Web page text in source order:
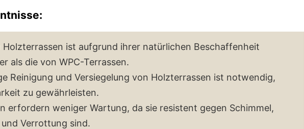
Holzterrassen ist aufgrund ihrer natürlichen Beschaffenheit
als die von WPC-Terrassen.
Reinigung und Versiegelung von Holzterrassen ist notwendig,
zu gewährleisten.
erfordern weniger Wartung, da sie resistent gegen Schimmel,
Verrottung sind.